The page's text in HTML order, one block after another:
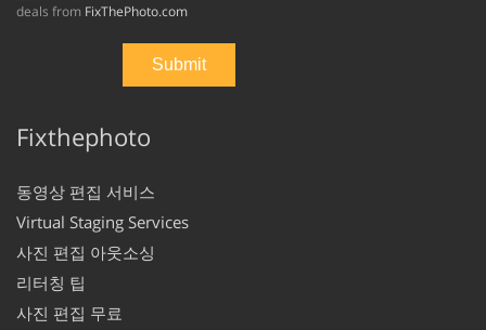
deals from FixThePhoto.com
Fixthephoto
동영상 편집 서비스
Virtual Staging Services
사진 편집 아웃소싱
리터칭 팁
사진 편집 무료